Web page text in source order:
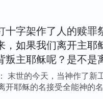
而且神是以名来划分
他本时代的工作以及
时代的工作，‘耶和华’
耶和华颁布律法诫命
命就遭到神的惩罚。
十字架作了人的赎罪
，如果我们离开主耶
叛主耶稣呢？是不是
末世的今天，当神作了新
开耶稣的名接受全能神的